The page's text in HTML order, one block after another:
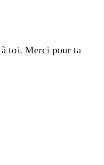
toi. Merci pour ta